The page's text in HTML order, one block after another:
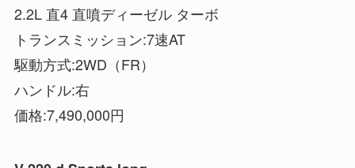
2.2L 直4 直噴ディーゼル ターボ
トランスミッション:7速AT
駆動方式:2WD（FR）
ハンドル:右
価格:7,490,000円